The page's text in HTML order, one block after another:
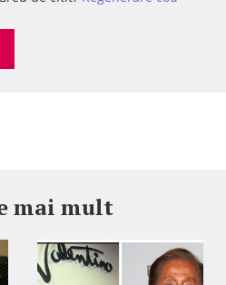
mai mult